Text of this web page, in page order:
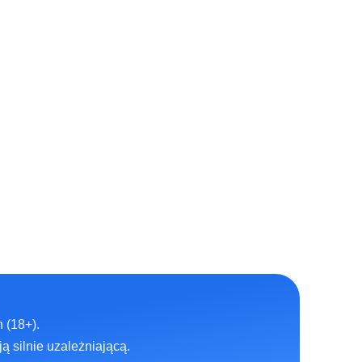
(18+).
silnie uzależniającą.